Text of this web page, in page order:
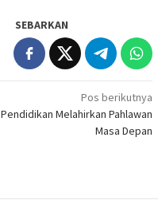
SEBARKAN
Pos berikutnya
Pendidikan Melahirkan Pahlawan
Masa Depan